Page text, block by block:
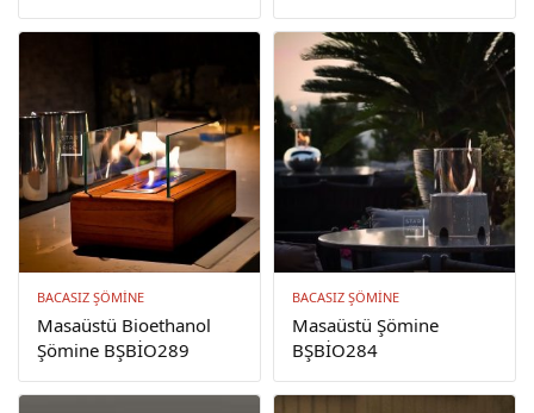
BACASIZ ŞÖMINE
Masaüstü Bioethanol
Şömine BŞBİO289
BACASIZ ŞÖMINE
Masaüstü Şömine
BŞBİO284